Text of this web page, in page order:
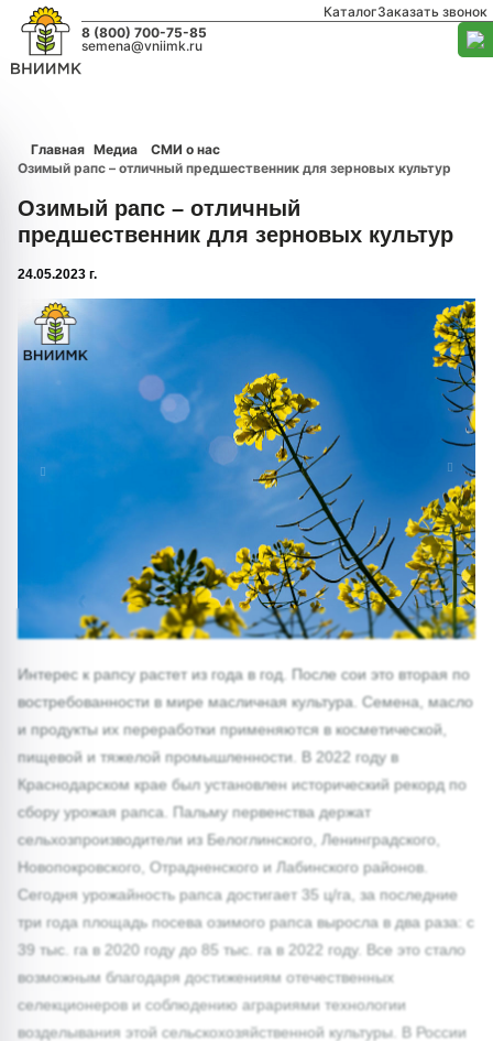
КаталогЗаказать звонок
8 (800) 700-75-85
semena@vniimk.ru
Главная Медиа
СМИ о нас
Озимый рапс – отличный предшественник для зерновых культур
Озимый рапс – отличный
предшественник для зерновых культур
24.05.2023 г.
Интерес к рапсу растет из года в год. После сои это вторая по
востребованности в мире масличная культура. Семена, масло
и продукты их переработки применяются в косметической,
пищевой и тяжелой промышленности. В 2022 году в
Краснодарском крае был установлен исторический рекорд по
сбору урожая рапса. Пальму первенства держат
сельхозпроизводители из Белоглинского, Ленинградского,
Новопокровского, Отрадненского и Лабинского районов.
Сегодня урожайность рапса достигает 35 ц/га, за последние
три года площадь посева озимого рапса выросла в два раза: с
39 тыс. га в 2020 году до 85 тыс. га в 2022 году. Все это стало
возможным благодаря достижениям отечественных
селекционеров и соблюдению аграриями технологии
возделывания этой сельскохозяйственной культуры. В России